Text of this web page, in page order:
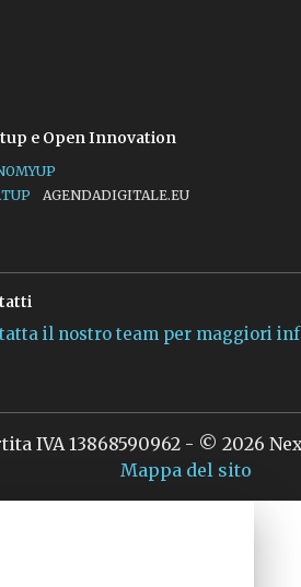
e Open Innovation
AGENDADIGITALE.EU
il nostro team per maggiori
IVA 13868590962 - © 2026
Mappa del sito